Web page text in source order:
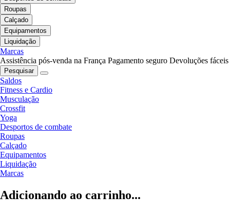
Roupas
Calçado
Equipamentos
Liquidação
Marcas
Assistência pós-venda na França Pagamento seguro Devoluções fáceis
Pesquisar
Saldos
Fitness e Cardio
Musculação
Crossfit
Yoga
Desportos de combate
Roupas
Calçado
Equipamentos
Liquidação
Marcas
Adicionando ao carrinho...